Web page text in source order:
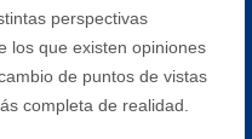
perspectivas
los que existen opiniones
de puntos de vistas
completa de realidad.